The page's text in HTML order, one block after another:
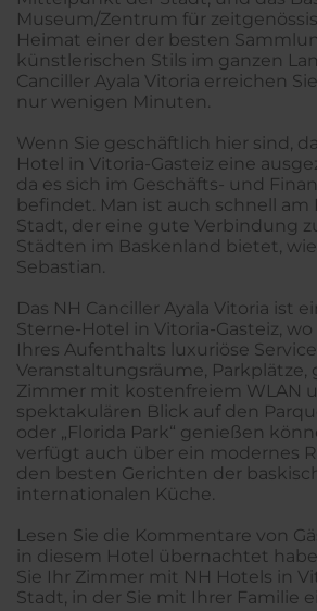
Museum/Zentrum für
Heimat einer der besten
künstlerischen Stils im ganzen
Canciller Ayala Vitoria erreichen
nur wenigen Minuten.
Wenn Sie geschäftlich hier sind,
Hotel in Vitoria-Gasteiz eine
da es sich im Geschäfts- und
befindet. Man ist auch schnell am
Stadt, der eine gute Verbindung
Städten im Baskenland bietet,
Sebastian.
Das NH Canciller Ayala Vitoria ist
Sterne-Hotel in Vitoria-Gasteiz, wo
Ihres Aufenthalts luxuriöse
Veranstaltungsräume, Parkplätze,
Zimmer mit kostenfreiem WLAN
spektakulären Blick auf den
oder „Florida Park“ genießen
verfügt auch über ein modernes
den besten Gerichten der
internationalen Küche.
Lesen Sie die Kommentare von
in diesem Hotel übernachtet
Sie Ihr Zimmer mit NH Hotels in
Stadt, in der Sie mit Ihrer Familie